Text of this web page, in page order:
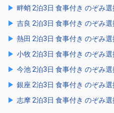
畔蛸 2泊3日 食事付き のぞみ
吉良 2泊3日 食事付き のぞみ
熱田 2泊3日 食事付き のぞみ
小牧 2泊3日 食事付き のぞみ
今池 2泊3日 食事付き のぞみ
銀座 2泊3日 食事付き のぞみ
志摩 2泊3日 食事付き のぞみ